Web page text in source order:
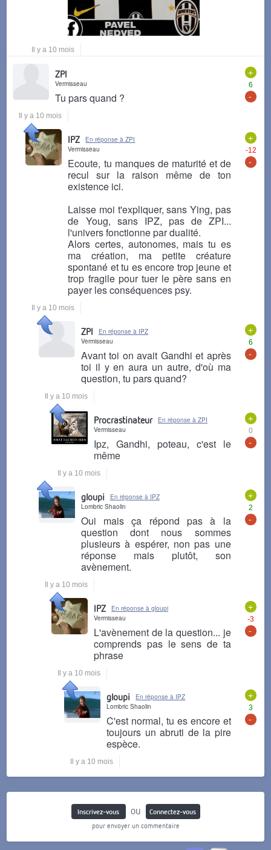
Il y a 10 mois
+
6
-
ZPI
Vermisseau
Tu pars quand ?
Il y a 10 mois
+
-12
-
IPZ
En réponse à ZPI
Vermisseau
Ecoute, tu manques de maturité et de
recul sur la raison même de ton
existence ici.
Laisse moi t'expliquer, sans Ying, pas
de Youg, sans IPZ, pas de ZPI...
l'univers fonctionne par dualité.
Alors certes, autonomes, mais tu es
ma création, ma petite créature
spontané et tu es encore trop jeune et
trop fragile pour tuer le père sans en
payer les conséquences psy.
Il y a 10 mois
+
6
-
ZPI
En réponse à IPZ
Vermisseau
Avant toi on avait Gandhi et après
toi il y en aura un autre, d'où ma
question, tu pars quand?
Il y a 10 mois
+
0
-
Procrastinateur
En réponse à ZPI
Vermisseau
Ipz, Gandhi, poteau, c'est le
même
Il y a 10 mois
+
2
-
gloupi
En réponse à IPZ
Lombric Shaolin
Oui mais ça répond pas à la
question dont nous sommes
plusieurs à espérer, non pas une
réponse mais plutôt, son
avènement.
Il y a 10 mois
+
-3
-
IPZ
En réponse à gloupi
Vermisseau
L'avènement de la question... je
comprends pas le sens de ta
phrase
Il y a 10 mois
+
3
-
gloupi
En réponse à IPZ
Lombric Shaolin
C'est normal, tu es encore et
toujours un abruti de la pire
espèce.
Il y a 10 mois
Inscrivez-vous ou
Connectez-vous
pour envoyer un commentaire